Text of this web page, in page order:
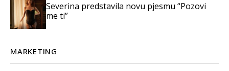
Severina predstavila novu pjesmu “Pozovi
me ti”
MARKETING